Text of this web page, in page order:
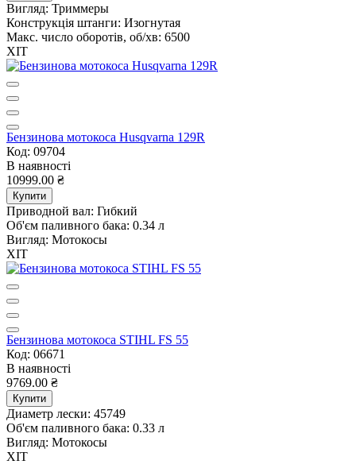
Вигляд: Триммеры
Конструкція штанги: Изогнутая
Макс. число оборотів, об/хв: 6500
ХІТ
Бензинова мотокоса Husqvarna 129R
Код: 09704
В наявності
10999.00 ₴
Купити
Приводной вал: Гибкий
Об'єм паливного бака: 0.34 л
Вигляд: Мотокосы
ХІТ
Бензинова мотокоса STIHL FS 55
Код: 06671
В наявності
9769.00 ₴
Купити
Диаметр лески: 45749
Об'єм паливного бака: 0.33 л
Вигляд: Мотокосы
ХІТ